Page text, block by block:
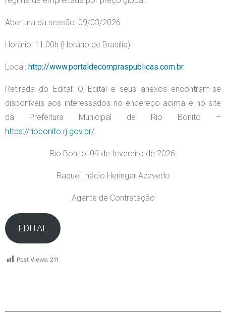
Abertura da sessão: 09/03/2026
Horário: 11:00h (Horário de Brasília)
Local: http://www.portaldecompraspublicas.com.br
Retirada do Edital: O Edital e seus anexos encontram-se
disponíveis aos interessados no endereço acima e no site
da Prefeitura Municipal de Rio Bonito –
https://riobonito.rj.gov.br/.
Rio Bonito, 09 de fevereiro de 2026.
Raquel Inácio Heringer Azevedo
Agente de Contratação
EDITAL
Post Views: 211